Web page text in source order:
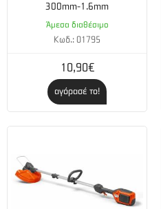
300mm-1.6mm
Άμεσα διαθέσιμο
Κωδ.: 01795
10,90€
αγόρασέ το!